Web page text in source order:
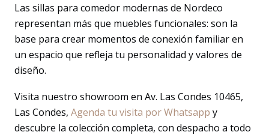
Las sillas para comedor modernas de Nordeco
representan más que muebles funcionales: son la
base para crear momentos de conexión familiar en
un espacio que refleja tu personalidad y valores de
diseño.
Visita nuestro showroom en Av. Las Condes 10465,
Las Condes, Agenda tu visita por Whatsapp y
descubre la colección completa, con despacho a todo